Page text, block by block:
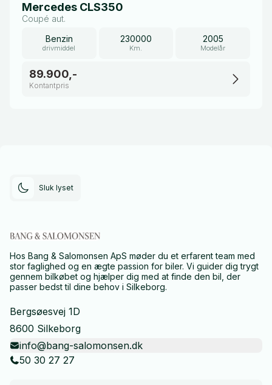
Mercedes CLS350
Coupé aut.
Benzin
drivmiddel
230000
Km.
2005
Modelår
89.900,-
Kontantpris
Sluk lyset
Hos Bang & Salomonsen ApS møder du et erfarent team med
stor faglighed og en ægte passion for biler. Vi guider dig trygt
gennem bilkøbet og hjælper dig med at finde den bil, der
passer bedst til dine behov i Silkeborg.
Bergsøesvej 1D
8600 Silkeborg
info@bang-salomonsen.dk
50 30 27 27